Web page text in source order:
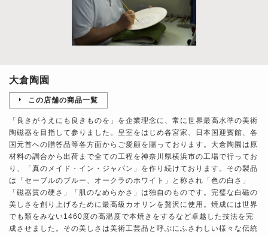
大倉陶園
この店舗の商品一覧
「良きがうえにも良きものを」を企業理念に、常に世界最高水準の美術
陶磁器を目指して参りました。皇室をはじめ各宮家、日本国迎賓館、各
国元首への贈答品等各方面からご愛顧を賜っております。大倉陶園は原
材料の調合から出荷まで全ての工程を神奈川県横浜市の工場で行ってお
り、「真のメイド・イン・ジャパン」を作り続けております。その製品
は「セーブルのブルー、オークラのホワイト」と称され「色の白さ」
「磁器質の硬さ」「肌のなめらかさ」は独自のものです。完璧な白磁の
美しさを創り上げるために最高級カオリンを贅沢に使用。焼成には世界
でも類をみない1460度の高温度で本焼きをするなど卓越した技法を完
成させました。その美しさは美術工芸品と呼ぶにふさわしい様々な伝統